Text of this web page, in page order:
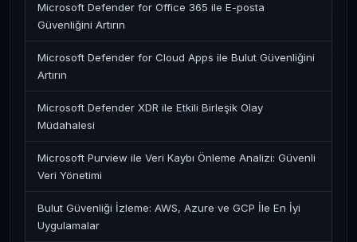
Microsoft Defender for Office 365 ile E-posta
Güvenliğini Artırın
Microsoft Defender for Cloud Apps ile Bulut Güvenliğini
Artırın
Microsoft Defender XDR ile Etkili Birleşik Olay
Müdahalesi
Microsoft Purview ile Veri Kaybı Önleme Analizi: Güvenli
Veri Yönetimi
Bulut Güvenliği İzleme: AWS, Azure ve GCP İle En İyi
Uygulamalar